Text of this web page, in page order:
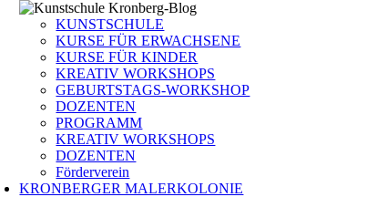
KUNSTSCHULE
KURSE FÜR ERWACHSENE
KURSE FÜR KINDER
KREATIV WORKSHOPS
GEBURTSTAGS-WORKSHOP
DOZENTEN
PROGRAMM
KREATIV WORKSHOPS
DOZENTEN
Förderverein
KRONBERGER MALERKOLONIE